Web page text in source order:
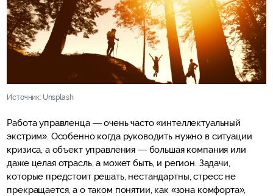
Источник: Unsplash
Работа управленца — очень часто «интеллектуальный
экстрим». Особенно когда руководить нужно в ситуации
кризиса, а объект управления — большая компания или
даже целая отрасль, а может быть, и регион. Задачи,
которые предстоит решать, нестандартны, стресс не
прекращается, а о таком понятии, как «зона комфорта»,